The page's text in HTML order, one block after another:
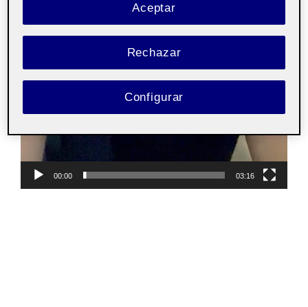
00:00 03:16
Rechazar
Aceptar
Configurar